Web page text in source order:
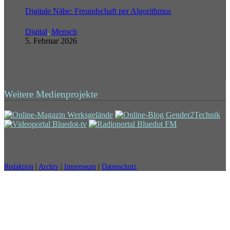
Digitale Nähe: Freundschaft per Algorithmus
Digital, Mensch
5. Februar 2026
Weitere Medienprojekte
Redaktion Archiv Impressum Datenschutz